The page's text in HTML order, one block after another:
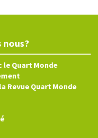
nous?
le Quart Monde
Revue Quart Monde